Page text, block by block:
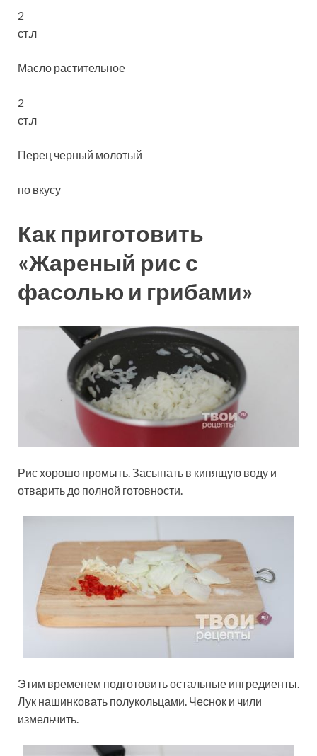
2
ст.л
Масло растительное
2
ст.л
Перец черный молотый
по вкусу
Как приготовить
«Жареный рис с
фасолью и грибами»
Рис хорошо промыть. Засыпать в кипящую воду и
отварить до полной готовности.
Этим временем подготовить остальные ингредиенты.
Лук нашинковать полукольцами. Чеснок и чили
измельчить.